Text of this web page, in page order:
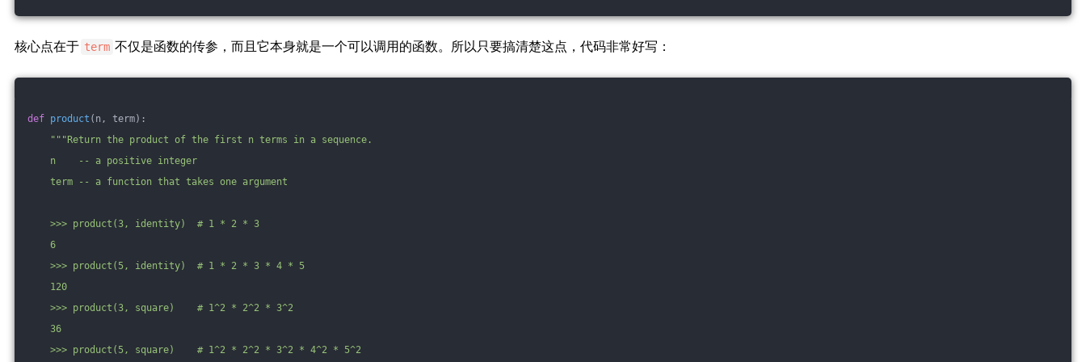
核心点在于 term 不仅是函数的传参，而且它本身就是一个可以调用的函数。所以只要搞清楚这点，代码非常好写：
def product (n, term) :
"""Return the product of the first n terms in a sequence.
n    -- a positive integer
term -- a function that takes one argument
>>> product(3, identity)  # 1 * 2 * 3
6
>>> product(5, identity)  # 1 * 2 * 3 * 4 * 5
120
>>> product(3, square)    # 1^2 * 2^2 * 3^2
36
>>> product(5, square)    # 1^2 * 2^2 * 3^2 * 4^2 * 5^2